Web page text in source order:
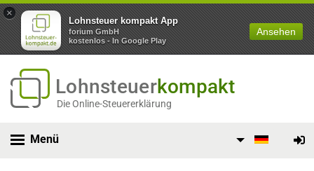
×
Lohnsteuer kompakt App
forium GmbH
kostenlos - In Google Play
Ansehen
Lohnsteuerkompakt
Die Online-Steuererklärung
Menü